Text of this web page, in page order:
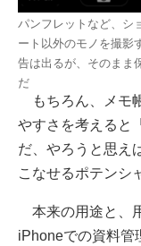
パンフレットなど、シ
ート以外のモノを撮影
告は出るが、そのまま
だ
もちろん、メモ
やすさを考えると
だ、やろうと思え
こなせるポテンシ
本来の用途と、
iPhoneでの資料管